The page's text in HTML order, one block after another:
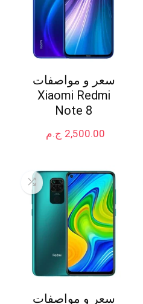
سعر و مواصفات
Xiaomi Redmi
Note 8
ج.م 2,500.00
سعر و مواصفات